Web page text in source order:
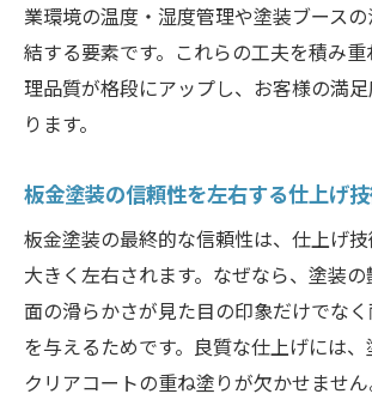
業環境の温度・湿度管理や塗装ブース
結する要素です。これらの工夫を積み
理品質が格段にアップし、お客様の満
ります。
板金塗装の信頼性を左右する仕上げ
板金塗装の最終的な信頼性は、仕上げ
大きく左右されます。なぜなら、塗装
面の滑らかさが見た目の印象だけでな
を与えるためです。良質な仕上げには
クリアコートの重ね塗りが欠かせません